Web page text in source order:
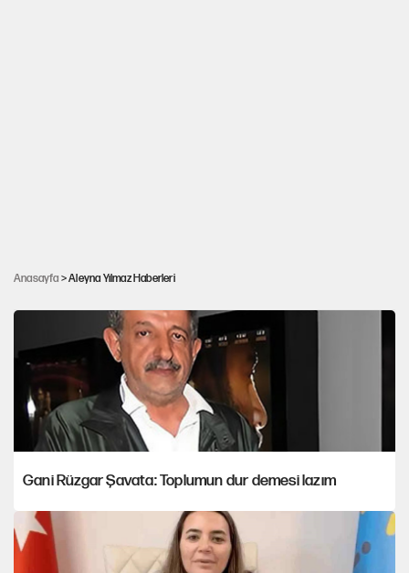
Anasayfa > Aleyna Yılmaz Haberleri
sürdü
Gani Rüzgar Şavata: Toplumun dur demesi lazım